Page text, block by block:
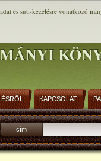
KAPCSOLAT
cím
és süti-kezelésre vonatkozó